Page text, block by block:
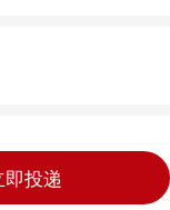
企业，拥有由
尖学者组成的
余家医疗机构
务整体解决方
即投递